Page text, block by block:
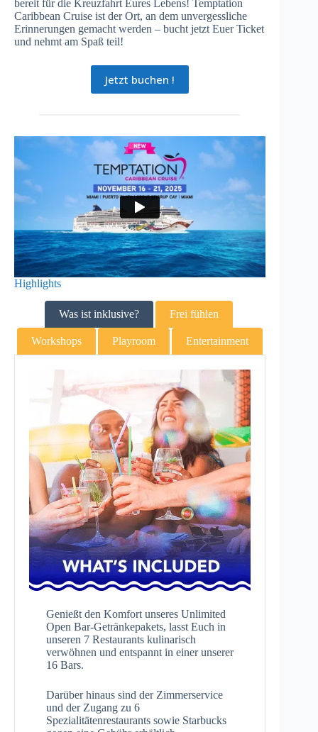
bereit für die Kreuzfahrt Eures Lebens! Temptation
Caribbean Cruise ist der Ort, an dem unvergessliche
Erinnerungen gemacht werden – bucht jetzt Euer Ticket
und nehmt am Spaß teil!
Jetzt buchen !
Highlights
Was ist inklusive? Frei fühlen
Workshops Playroom Entertainment
Genießt den Komfort unseres Unlimited
Open Bar-Getränkepakets, lasst Euch in
unseren 7 Restaurants kulinarisch
verwöhnen und entspannt in einer unserer
16 Bars.
Darüber hinaus sind der Zimmerservice
und der Zugang zu 6
Spezialitätenrestaurants sowie Starbucks